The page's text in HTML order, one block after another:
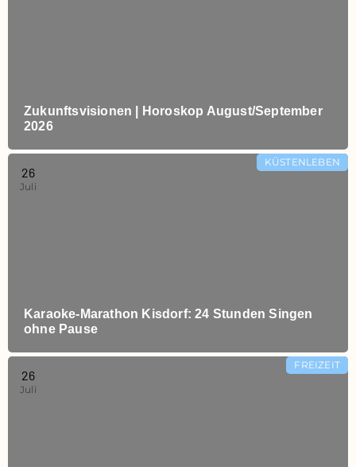
Zukunftsvisionen | Horoskop August/September
2026
Karaoke‑Marathon Kisdorf: 24 Stunden Singen
ohne Pause
KÜSTENLEBEN
26
Juli
FREIZEIT
26
Juli